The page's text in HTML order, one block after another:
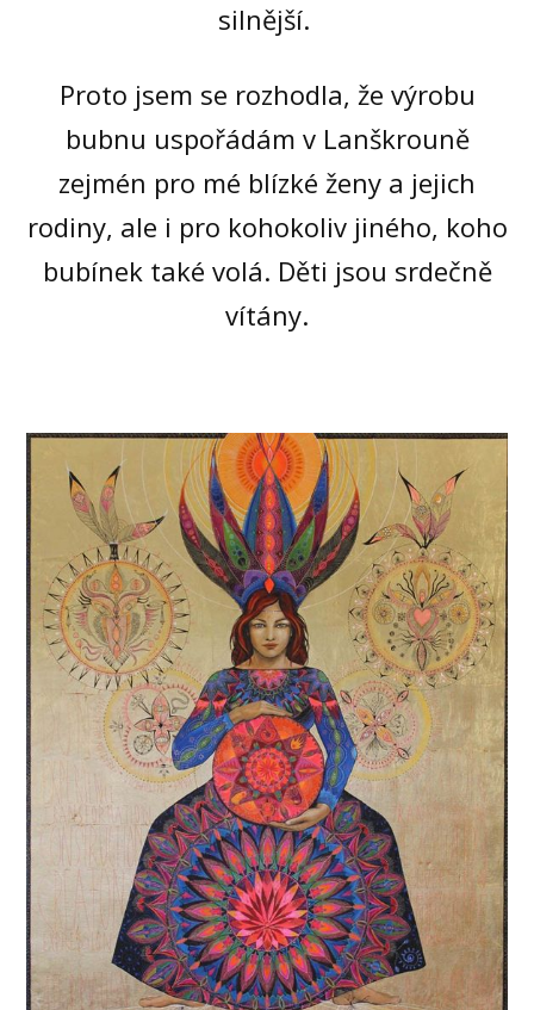
silnější.
Proto jsem se rozhodla, že výrobu
bubnu uspořádám v Lanškrouně
zejmén pro mé blízké ženy a jejich
rodiny, ale i pro kohokoliv jiného, koho
bubínek také volá. Děti jsou srdečně
vítány.